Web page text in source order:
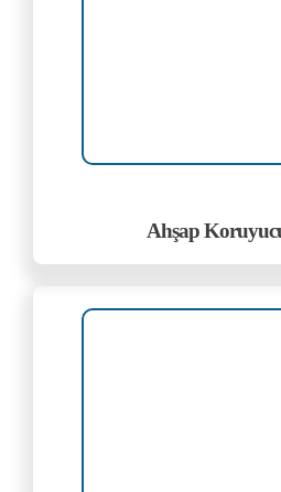
Ahşap